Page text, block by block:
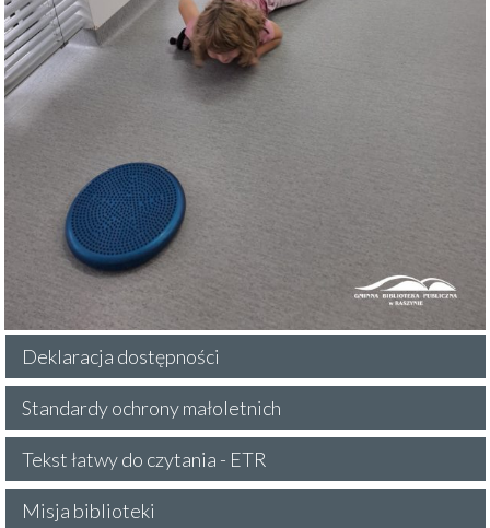
Deklaracja dostępności
Standardy ochrony małoletnich
Tekst łatwy do czytania - ETR
Misja biblioteki